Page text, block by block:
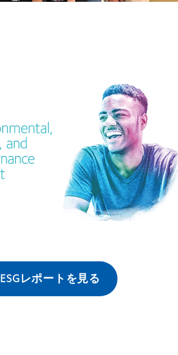
ESGレポートを見る